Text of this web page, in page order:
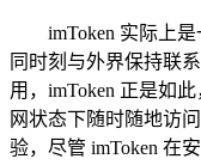
imToken 实际上
同时刻与外界保持联
用，imToken 正是如
网状态下随时随地访
验，尽管 imToken 在